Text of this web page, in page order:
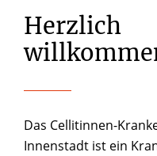
Herzlich
Das Cellitinnen-
Innenstadt ist ein